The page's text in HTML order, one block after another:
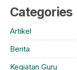
Categories
Artikel
Berita
Kegiatan Guru